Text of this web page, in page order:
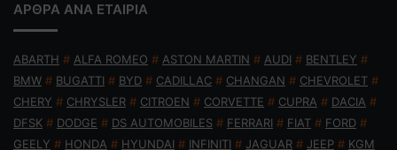
ΑΡΘΡΑ ΑΝΑ ΕΤΑΙΡΙΑ
ABARTH # ALFA ROMEO # ASTON MARTIN # AUDI # BENTLEY #
BMW # BUGATTI # BYD # CADILLAC # CHANGAN # CHEVROLET #
CHERY # CHRYSLER # CITROEN # CORVETTE # CUPRA # DACIA #
DFSK # DODGE # DS AUTOMOBILES # FERRARI # FIAT # FORD #
GEELY # HONDA # HYUNDAI # INFINITI # JAGUAR # JEEP # KGM